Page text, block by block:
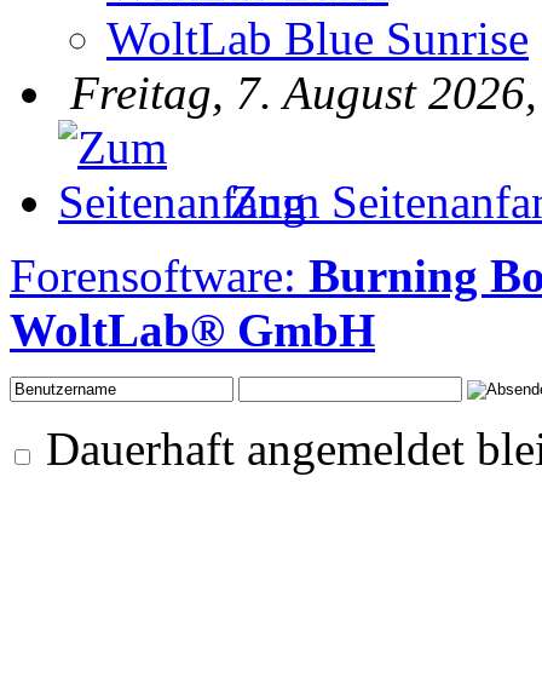
WoltLab Blue Sunrise
Freitag, 7. August
Zum
Forensoftware: Burning
WoltLab® GmbH
Dauerhaft angemeldet